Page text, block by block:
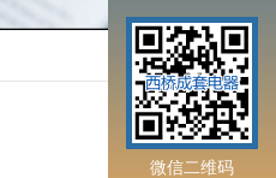
返回
微信二维码